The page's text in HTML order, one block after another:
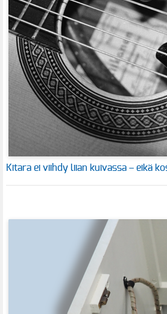
Kitara ei viihdy liian kuivassa – eikä